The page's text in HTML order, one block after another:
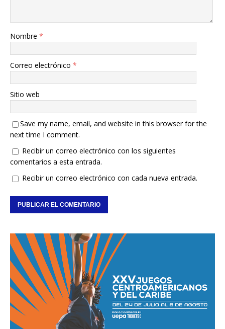
Nombre *
Correo electrónico *
Sitio web
Save my name, email, and website in this browser for the
next time I comment.
Recibir un correo electrónico con los siguientes
comentarios a esta entrada.
Recibir un correo electrónico con cada nueva entrada.